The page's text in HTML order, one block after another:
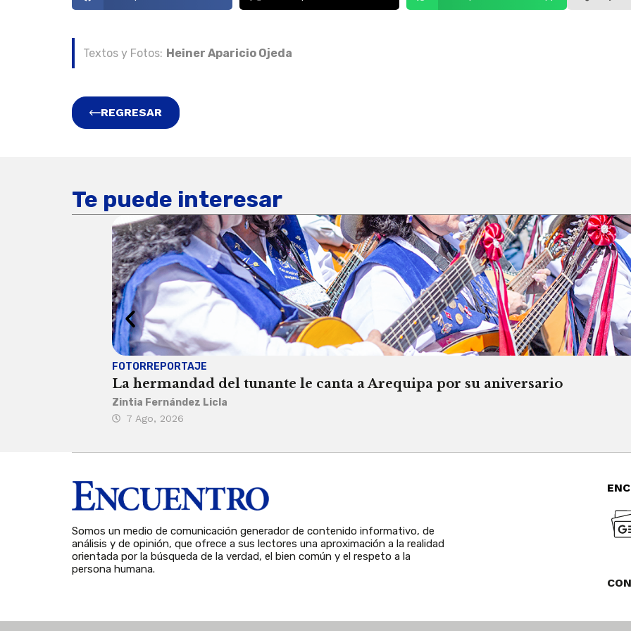
Textos y Fotos: Heiner Aparicio Ojeda
REGRESAR
Te puede interesar
FOTORREPORTAJE
La hermandad del tunante le canta a Arequipa por su aniversario
Zintia Fernández Licla
7 Ago, 2026
Somos un medio de comunicación generador de contenido informativo, de
análisis y de opinión, que ofrece a sus lectores una aproximación a la realidad
orientada por la búsqueda de la verdad, el bien común y el respeto a la
persona humana.